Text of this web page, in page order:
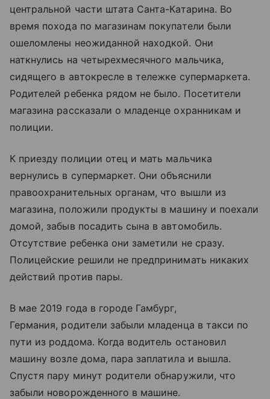
центральной части штата Санта-Катарина. Во
время похода по магазинам покупатели были
ошеломлены неожиданной находкой. Они
наткнулись на четырехмесячного мальчика,
сидящего в автокресле в тележке супермаркета.
Родителей ребенка рядом не было. Посетители
магазина рассказали о младенце охранникам и
полиции.
К приезду полиции отец и мать мальчика
вернулись в супермаркет. Они объяснили
правоохранительных органам, что вышли из
магазина, положили продукты в машину и поехали
домой, забыв посадить сына в автомобиль.
Отсутствие ребенка они заметили не сразу.
Полицейские решили не предпринимать никаких
действий против пары.
В мае 2019 года в городе Гамбург,
Германия, родители забыли младенца в такси по
пути из роддома. Когда водитель остановил
машину возле дома, пара заплатила и вышла.
Спустя пару минут родители обнаружили, что
забыли новорожденного в машине.